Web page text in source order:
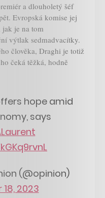
a dlouholetý šéf
Evropská komise jej
je na tom
výtlak sedmadvacítky.
člověka, Draghi je totiž
čeká těžká, hodně
hope amid
says
(@opinion)
2023